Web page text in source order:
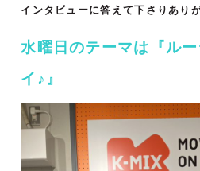
インタビューに答えて下さりあり
水曜日のテーマは『ル
イ♪』